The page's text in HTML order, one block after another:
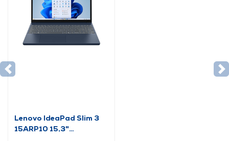
Lenovo IdeaPad Slim 3
15ARP10 15,3"